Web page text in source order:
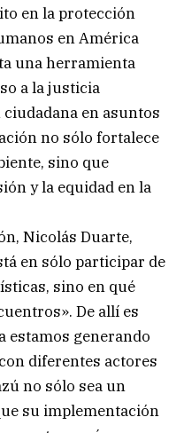
en la protección
en América
una herramienta
a la justicia
en asuntos
no sólo fortalece
sino que
y la equidad en la
Nicolás Duarte,
en sólo participar de
sino en qué
De allí es
estamos generando
diferentes actores
no sólo sea un
su implementación